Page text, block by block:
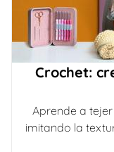
Crochet:
Aprende a
imitando la